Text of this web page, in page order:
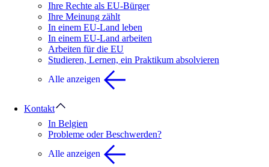
Ihre Rechte als EU-Bürger
Ihre Meinung zählt
In einem EU-Land leben
In einem EU-Land arbeiten
Arbeiten für die EU
Studieren, Lernen, ein Praktikum absolvieren
Alle anzeigen
Kontakt
In Belgien
Probleme oder Beschwerden?
Alle anzeigen